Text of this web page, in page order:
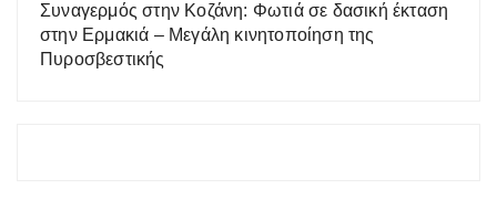
Συναγερμός στην Κοζάνη: Φωτιά σε δασική έκταση
στην Ερμακιά – Μεγάλη κινητοποίηση της
Πυροσβεστικής